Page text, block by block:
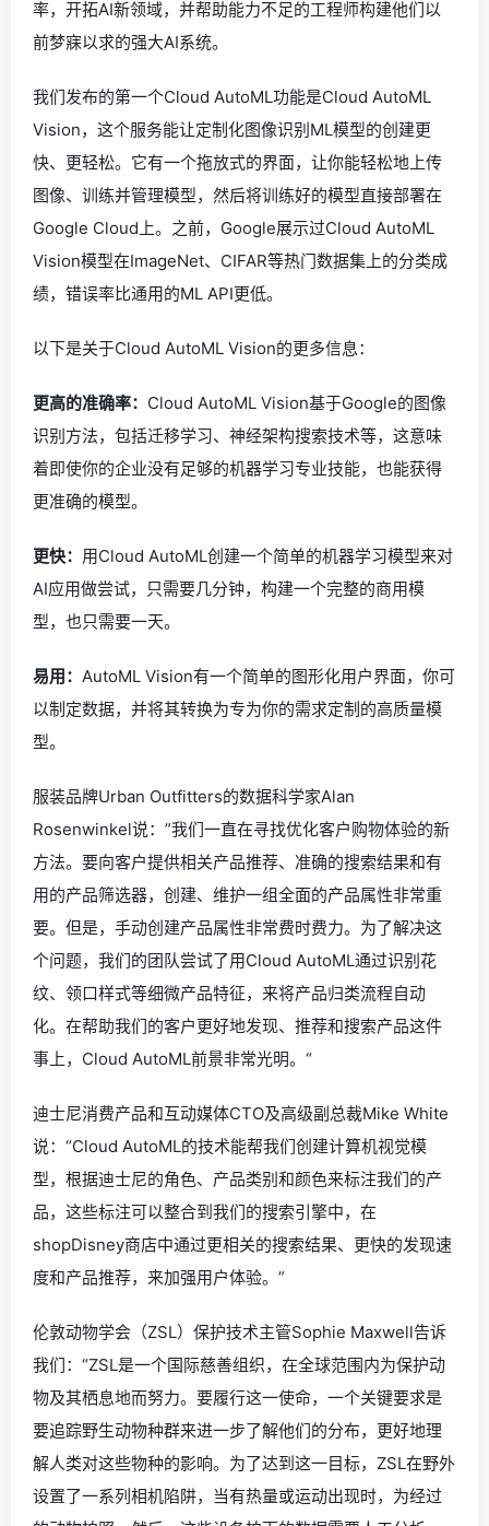
率，开拓AI新领域，并帮助能力不足的工程师构建他们以
前梦寐以求的强大AI系统。
我们发布的第一个Cloud AutoML功能是Cloud AutoML
Vision，这个服务能让定制化图像识别ML模型的创建更
快、更轻松。它有一个拖放式的界面，让你能轻松地上传
图像、训练并管理模型，然后将训练好的模型直接部署在
Google Cloud上。之前，Google展示过Cloud AutoML
Vision模型在ImageNet、CIFAR等热门数据集上的分类成
绩，错误率比通用的ML API更低。
以下是关于Cloud AutoML Vision的更多信息：
更高的准确率： Cloud AutoML Vision基于Google的图像
识别方法，包括迁移学习、神经架构搜索技术等，这意味
着即使你的企业没有足够的机器学习专业技能，也能获得
更准确的模型。
更快： 用Cloud AutoML创建一个简单的机器学习模型来对
AI应用做尝试，只需要几分钟，构建一个完整的商用模
型，也只需要一天。
易用： AutoML Vision有一个简单的图形化用户界面，你可
以制定数据，并将其转换为专为你的需求定制的高质量模
型。
服装品牌Urban Outfitters的数据科学家Alan
Rosenwinkel说：”我们一直在寻找优化客户购物体验的新
方法。要向客户提供相关产品推荐、准确的搜索结果和有
用的产品筛选器，创建、维护一组全面的产品属性非常重
要。但是，手动创建产品属性非常费时费力。为了解决这
个问题，我们的团队尝试了用Cloud AutoML通过识别花
纹、领口样式等细微产品特征，来将产品归类流程自动
化。在帮助我们的客户更好地发现、推荐和搜索产品这件
事上，Cloud AutoML前景非常光明。“
迪士尼消费产品和互动媒体CTO及高级副总裁Mike White
说：“Cloud AutoML的技术能帮我们创建计算机视觉模
型，根据迪士尼的角色、产品类别和颜色来标注我们的产
品，这些标注可以整合到我们的搜索引擎中，在
shopDisney商店中通过更相关的搜索结果、更快的发现速
度和产品推荐，来加强用户体验。”
伦敦动物学会（ZSL）保护技术主管Sophie Maxwell告诉
我们：“ZSL是一个国际慈善组织，在全球范围内为保护动
物及其栖息地而努力。要履行这一使命，一个关键要求是
要追踪野生动物种群来进一步了解他们的分布，更好地理
解人类对这些物种的影响。为了达到这一目标，ZSL在野外
设置了一系列相机陷阱，当有热量或运动出现时，为经过